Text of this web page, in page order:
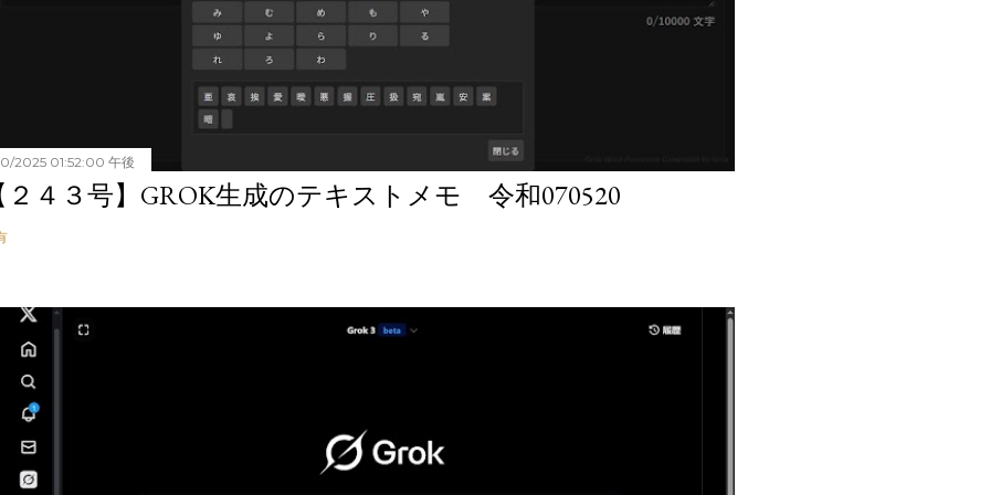
2025 01:52:00 午後
２４３号】GROK生成のテキストメモ 令和070520